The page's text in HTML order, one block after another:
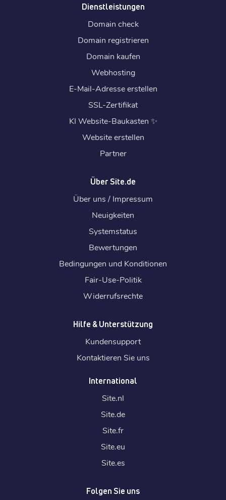
Dienstleistungen
Domain check
Domain registrieren
Domain kaufen
Webhosting
E-Mail-Adresse erstellen
SSL-Zertifikat
KI Website-Baukasten ✨
Website erstellen
Partner
Über Site.de
Über uns / Impressum
Neuigkeiten
Systemstatus
Bewertungen
Bedingungen und Konditionen
Fair-Use-Politik
Widerrufsrechte
Hilfe & Unterstützung
Kundensupport
Kontaktieren Sie uns
International
Site.nl
Site.de
Site.fr
Site.eu
Site.es
Folgen Sie uns